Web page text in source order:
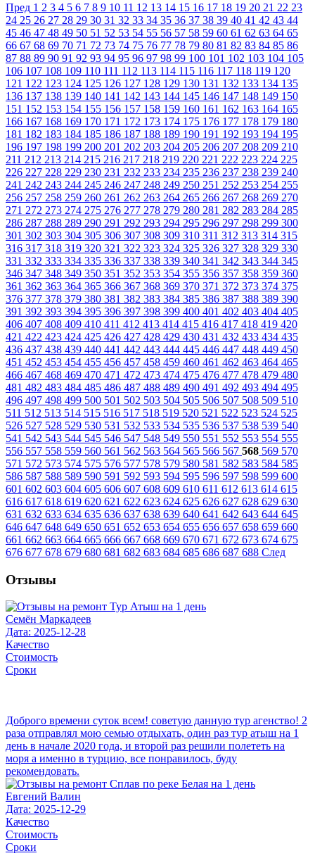
Пред 1 2 3 4 5 6 7 8 9 10 11 12 13 14 15 16 17 18 19 20 21 22 23
24 25 26 27 28 29 30 31 32 33 34 35 36 37 38 39 40 41 42 43 44
45 46 47 48 49 50 51 52 53 54 55 56 57 58 59 60 61 62 63 64 65
66 67 68 69 70 71 72 73 74 75 76 77 78 79 80 81 82 83 84 85 86
87 88 89 90 91 92 93 94 95 96 97 98 99 100 101 102 103 104 105
106 107 108 109 110 111 112 113 114 115 116 117 118 119 120
121 122 123 124 125 126 127 128 129 130 131 132 133 134 135
136 137 138 139 140 141 142 143 144 145 146 147 148 149 150
151 152 153 154 155 156 157 158 159 160 161 162 163 164 165
166 167 168 169 170 171 172 173 174 175 176 177 178 179 180
181 182 183 184 185 186 187 188 189 190 191 192 193 194 195
196 197 198 199 200 201 202 203 204 205 206 207 208 209 210
211 212 213 214 215 216 217 218 219 220 221 222 223 224 225
226 227 228 229 230 231 232 233 234 235 236 237 238 239 240
241 242 243 244 245 246 247 248 249 250 251 252 253 254 255
256 257 258 259 260 261 262 263 264 265 266 267 268 269 270
271 272 273 274 275 276 277 278 279 280 281 282 283 284 285
286 287 288 289 290 291 292 293 294 295 296 297 298 299 300
301 302 303 304 305 306 307 308 309 310 311 312 313 314 315
316 317 318 319 320 321 322 323 324 325 326 327 328 329 330
331 332 333 334 335 336 337 338 339 340 341 342 343 344 345
346 347 348 349 350 351 352 353 354 355 356 357 358 359 360
361 362 363 364 365 366 367 368 369 370 371 372 373 374 375
376 377 378 379 380 381 382 383 384 385 386 387 388 389 390
391 392 393 394 395 396 397 398 399 400 401 402 403 404 405
406 407 408 409 410 411 412 413 414 415 416 417 418 419 420
421 422 423 424 425 426 427 428 429 430 431 432 433 434 435
436 437 438 439 440 441 442 443 444 445 446 447 448 449 450
451 452 453 454 455 456 457 458 459 460 461 462 463 464 465
466 467 468 469 470 471 472 473 474 475 476 477 478 479 480
481 482 483 484 485 486 487 488 489 490 491 492 493 494 495
496 497 498 499 500 501 502 503 504 505 506 507 508 509 510
511 512 513 514 515 516 517 518 519 520 521 522 523 524 525
526 527 528 529 530 531 532 533 534 535 536 537 538 539 540
541 542 543 544 545 546 547 548 549 550 551 552 553 554 555
556 557 558 559 560 561 562 563 564 565 566 567 568 569 570
571 572 573 574 575 576 577 578 579 580 581 582 583 584 585
586 587 588 589 590 591 592 593 594 595 596 597 598 599 600
601 602 603 604 605 606 607 608 609 610 611 612 613 614 615
616 617 618 619 620 621 622 623 624 625 626 627 628 629 630
631 632 633 634 635 636 637 638 639 640 641 642 643 644 645
646 647 648 649 650 651 652 653 654 655 656 657 658 659 660
661 662 663 664 665 666 667 668 669 670 671 672 673 674 675
676 677 678 679 680 681 682 683 684 685 686 687 688 След
Отзывы
Семён Маркадеев
Дата: 2025-12-28
Качество
Стоимость
Сроки
Доброго времени суток всем! советую данную тур агенство! 2
раза отправлял мою семью отдыхать, один раз тур атыш на 1
день в начале 2020 года, и второй раз решили полететь на
моря а именно в турцию, все понравилось, буду
рекомендовать.
Евгений Валин
Дата: 2025-12-29
Качество
Стоимость
Сроки